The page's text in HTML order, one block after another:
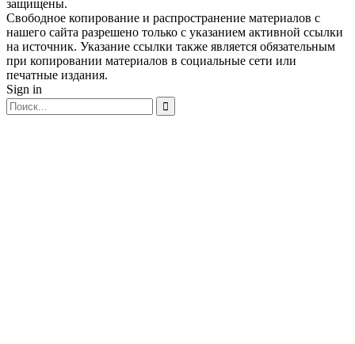
защищены.
Свободное копирование и распространение материалов с
нашего сайта разрешено только с указанием активной ссылки
на источник. Указание ссылки также является обязательным
при копировании материалов в социальные сети или
печатные издания.
Sign in